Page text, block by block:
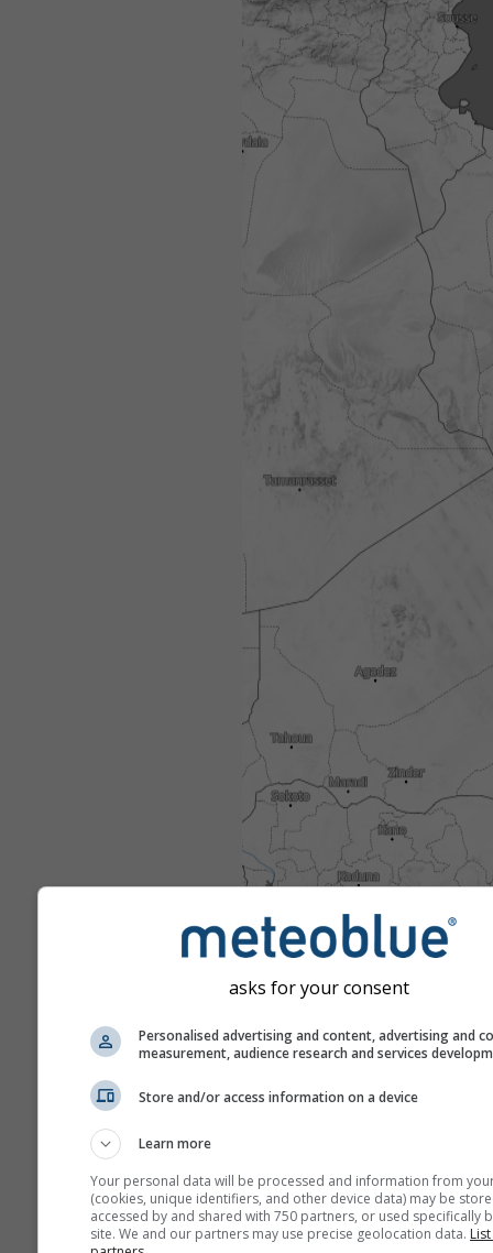
asks for your consent
Personalised advertising and content, advertising and
measurement, audience research and services
Store and/or access information on a device
Learn more
Your personal data will be processed and information from
(cookies, unique identifiers, and other device data) may be
accessed by and shared with 750 partners, or used specifically
site. We and our partners may use precise geolocation data.